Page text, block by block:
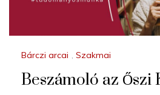
Bárczi arcai , Szakmai
Beszámoló az Őszi